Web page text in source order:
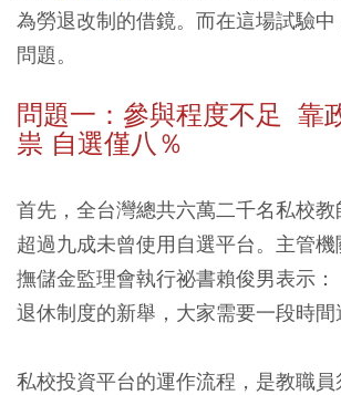
為勞退改制的借鏡。而在這場試驗
問題。
問題一：參與程度不足 靠
祟 自選僅八％
首先，全台灣總共六萬二千名私校
超過九成未曾使用自選平台。主管
撫儲金監理會執行祕書賴俊男表示
退休制度的新舉，大家需要一段時間
私校投資平台的運作流程，是教職